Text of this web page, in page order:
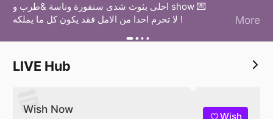
احلى بثوث شدى سنفورة وناسة &طرب و show 💌
لا تحرم احدا من الامل فقد يكون كل ما يملكه !
More
LIVE Hub
Wish Now
Wish